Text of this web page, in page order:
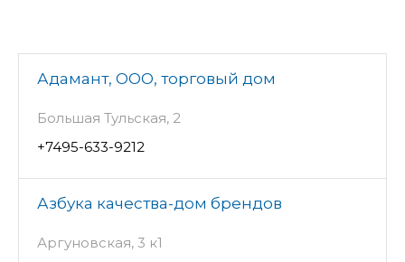
Адамант, ООО, торговый дом
Большая Тульская, 2
+7495-633-9212
Азбука качества-дом брендов
Аргуновская, 3 к1